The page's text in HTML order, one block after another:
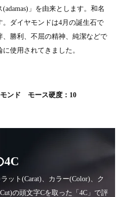
」を由来とします。和名
ダイヤモンドは4月の誕生石で
勝利、不屈の精神、純潔などで
使用されてきました。
ンド モース硬度：10
4C
ット(Carat)、カラー(Color)、ク
の頭文字Cを取った「4C」で評